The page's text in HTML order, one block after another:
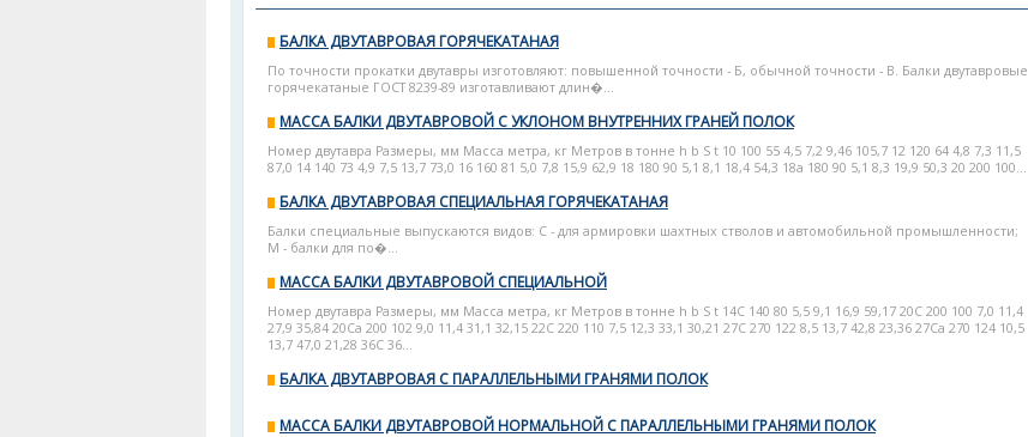
БАЛКА ДВУТАВРОВАЯ ГОРЯЧЕКАТАНАЯ
По точности прокатки двутавры изготовляют: повышенной точности - Б, обычной точности - В. Балки двутавровые
горячекатаные ГОСТ 8239-89 изготавливают длин�...
МАССА БАЛКИ ДВУТАВРОВОЙ С УКЛОНОМ ВНУТРЕННИХ ГРАНЕЙ ПОЛОК
Номер двутавра Размеры, мм Масса метра, кг Метров в тонне h b S t 10 100 55 4,5 7,2 9,46 105,7 12 120 64 4,8 7,3 11,5
87,0 14 140 73 4,9 7,5 13,7 73,0 16 160 81 5,0 7,8 15,9 62,9 18 180 90 5,1 8,1 18,4 54,3 18а 180 90 5,1 8,3 19,9 50,3 20 200 100...
БАЛКА ДВУТАВРОВАЯ СПЕЦИАЛЬНАЯ ГОРЯЧЕКАТАНАЯ
Балки специальные выпускаются видов: С - для армировки шахтных стволов и автомобильной промышленности;
М - балки для по�...
МАССА БАЛКИ ДВУТАВРОВОЙ СПЕЦИАЛЬНОЙ
Номер двутавра Размеры, мм Масса метра, кг Метров в тонне h b S t 14С 140 80 5,5 9,1 16,9 59,17 20С 200 100 7,0 11,4
27,9 35,84 20Са 200 102 9,0 11,4 31,1 32,15 22С 220 110 7,5 12,3 33,1 30,21 27С 270 122 8,5 13,7 42,8 23,36 27Са 270 124 10,5
13,7 47,0 21,28 36С 36...
БАЛКА ДВУТАВРОВАЯ С ПАРАЛЛЕЛЬНЫМИ ГРАНЯМИ ПОЛОК
МАССА БАЛКИ ДВУТАВРОВОЙ НОРМАЛЬНОЙ С ПАРАЛЛЕЛЬНЫМИ ГРАНЯМИ ПОЛОК